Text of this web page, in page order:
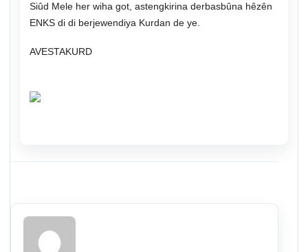
Siûd Mele her wiha got, astengkirina derbasbûna hêzên
ENKS di di berjewendiya Kurdan de ye.
AVESTAKURD